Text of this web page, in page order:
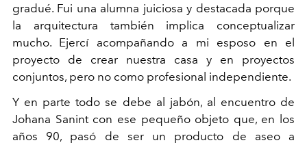
gradué. Fui una alumna juiciosa y destacada porque
la arquitectura también implica conceptualizar
mucho. Ejercí acompañando a mi esposo en el
proyecto de crear nuestra casa y en proyectos
conjuntos, pero no como profesional independiente.
Y en parte todo se debe al jabón, al encuentro de
Johana Sanint con ese pequeño objeto que, en los
años 90, pasó de ser un producto de aseo a